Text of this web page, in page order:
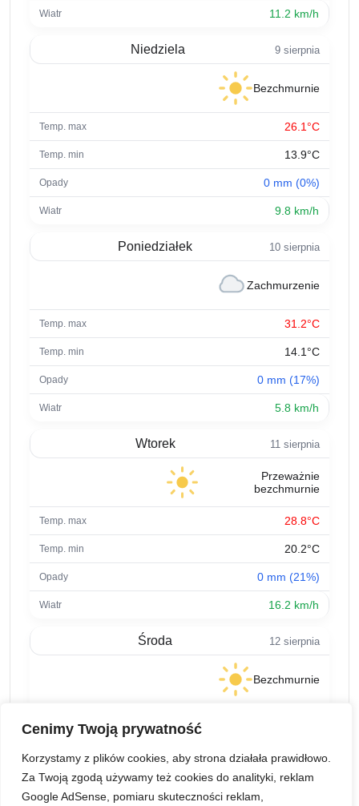
Cenimy Twoją prywatność
Korzystamy z plików cookies, aby strona działała prawidłowo.
Za Twoją zgodą używamy też cookies do analityki, reklam
Google AdSense, pomiaru skuteczności reklam,
11.2 km/h
Niedziela 9 sierpnia
Bezchmurnie
26.1°C
13.9°C
0 mm (0%)
9.8 km/h
Poniedziałek 10 sierpnia
Zachmurzenie
31.2°C
14.1°C
0 mm (17%)
5.8 km/h
Wtorek 11 sierpnia
Przeważnie
bezchmurnie
28.8°C
20.2°C
0 mm (21%)
16.2 km/h
Środa 12 sierpnia
Bezchmurnie
0 mm (5%)